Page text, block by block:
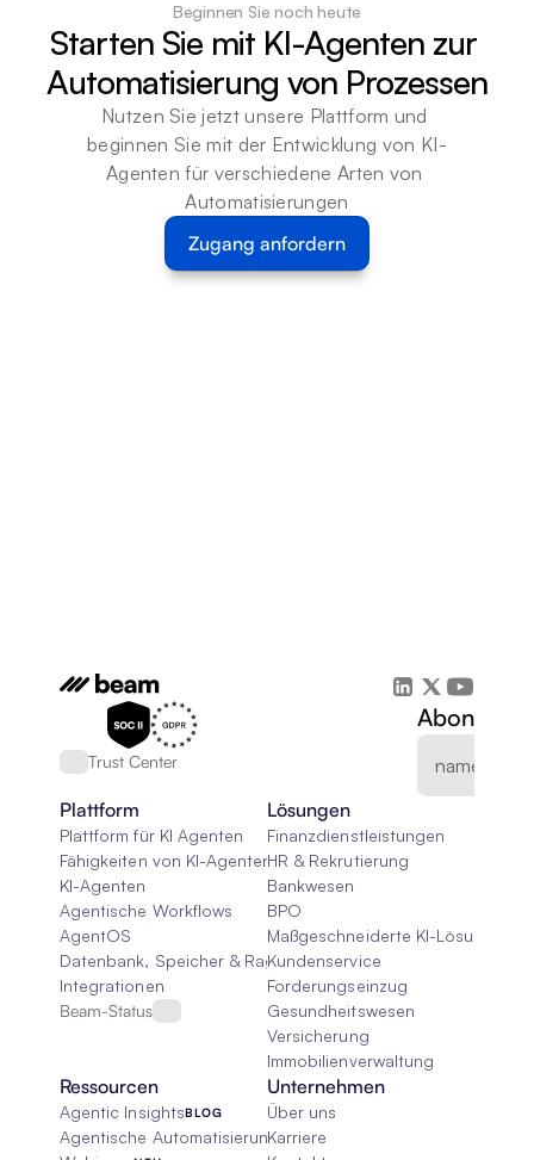
Beginnen Sie noch heute
Starten Sie mit KI-Agenten zur
Automatisierung von Prozessen
Nutzen Sie jetzt unsere Plattform und
beginnen Sie mit der Entwicklung von KI-
Agenten für verschiedene Arten von
Automatisierungen
Zugang anfordern
Trust Center
Plattform
Plattform für KI Agenten
Fähigkeiten von KI-Agenten
KI-Agenten
Agentische Workflows
AgentOS
Datenbank, Speicher & Rag
Integrationen
Beam-Status
Lösungen
Finanzdienstleistungen
HR & Rekrutierung
Bankwesen
BPO
Maßgeschneiderte KI-Lösungen
Kundenservice
Forderungseinzug
Gesundheitswesen
Versicherung
Immobilienverwaltung
Ressourcen
Agentic InsightsBLOG
Agentische Automatisierung 101
Unternehmen
Über uns
Karriere